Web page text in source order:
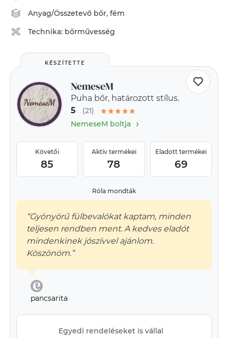
Anyag/Összetevő bőr,fém
Technika: bőrművesség
KÉSZÍTETTE
NemeseM
Puha bőr, határozott stílus.
5
(21)
NemeseM boltja›
Követői
85
Aktív termékei
78
Eladott termékei
69
Róla mondták
“Gyönyörű fülbevalókat kaptam, minden
teljesen rendben ment. A kedves eladót
mindenkinek jószívvel ajánlom.
Köszönöm.”
pancsarita
Egyedi rendeléseket is vállal